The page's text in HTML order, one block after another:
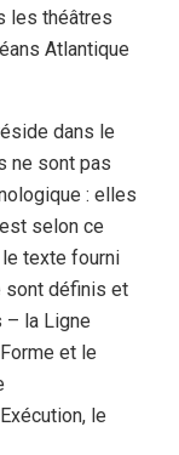
les théâtres
Atlantique
dans le
ne sont pas
: elles
selon ce
texte fourni
sont définis et
– la Ligne
et le
le